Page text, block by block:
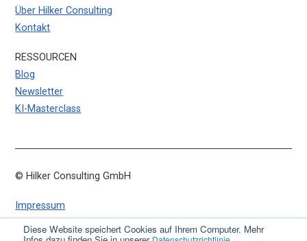
Diese Website speichert Cookies auf Ihrem Computer. Mehr
Über Hilker Consulting
Kontakt
RESSOURCEN
Blog
Newsletter
KI-Masterclass
© Hilker Consulting GmbH
Impressum